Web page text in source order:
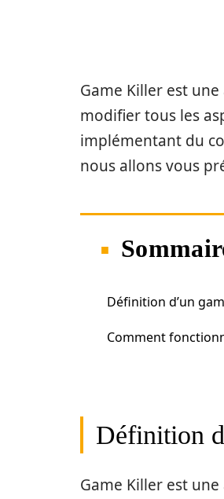
Game Killer est
modifier tous les
implémentant du
nous allons vous
Définition d’un
Comment
Définition
Game Killer est